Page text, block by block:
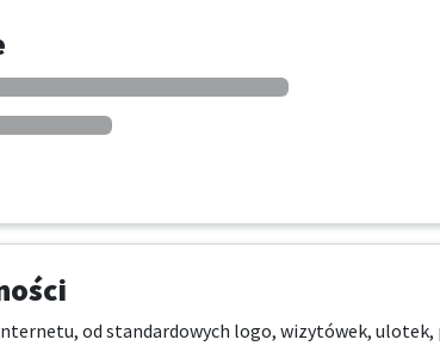
od standardowych logo, wizytówek,